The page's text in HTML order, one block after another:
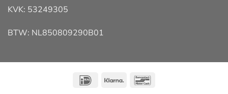
KVK: 53249305
BTW: NL850809290B01
IDeal Klarna